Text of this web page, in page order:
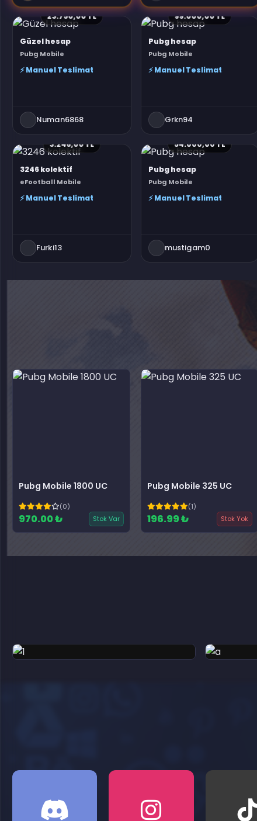
23.750,00 TL
Güzel hesap
Pubg Mobile
⚡ Manuel Teslimat
Numan6868
99.000,00 TL
Pubg hesap
Pubg Mobile
⚡ Manuel Teslimat
Grkn94
3.246,00 TL
3246 kolektif
eFootball Mobile
⚡ Manuel Teslimat
Furki13
54.000,00 TL
Pubg hesap
Pubg Mobile
⚡ Manuel Teslimat
mustigam0
Pubg Mobile 1800 UC
(0)
970.00 ₺ Stok Var
Pubg Mobile 325 UC
(1)
196.99 ₺ Stok Yok